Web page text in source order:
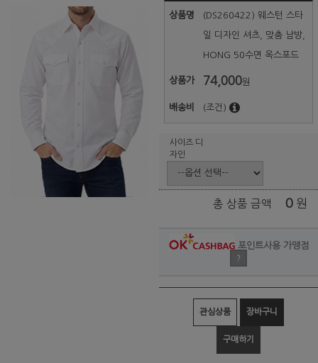
상품명 (DS260422) 웨스턴 스타
일 디자인 셔츠, 맞춤 남방,
HONG 50수면 옥스포드
상품가 74,000원
배송비 (조건)
사이즈 디
자인
총 상품 금액 0 원
포인트사용 가맹점
?
관심상품 장바구니
구매하기